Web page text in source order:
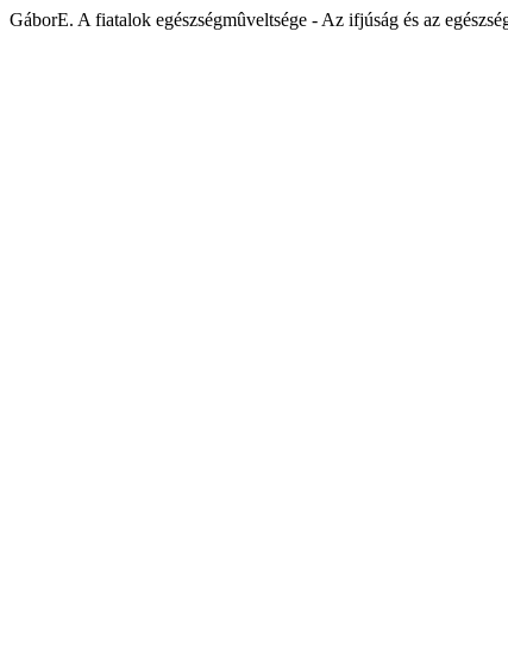
GáborE. A fiatalok egészségmûveltsége - Az ifjúság és az